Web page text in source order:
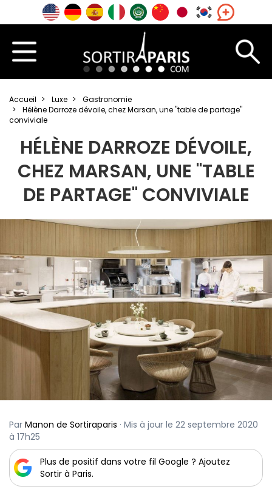
Accueil Luxe
Gastronomie
Hélène Darroze dévoile, chez Marsan, une "table de partage"
conviviale
HÉLÈNE DARROZE DÉVOILE,
CHEZ MARSAN, UNE "TABLE
DE PARTAGE" CONVIVIALE
Par Manon de Sortiraparis · Mis à jour le 22 septembre 2020
à 17h25
Plus de positif dans votre fil Google ? Ajoutez
Sortir à Paris.